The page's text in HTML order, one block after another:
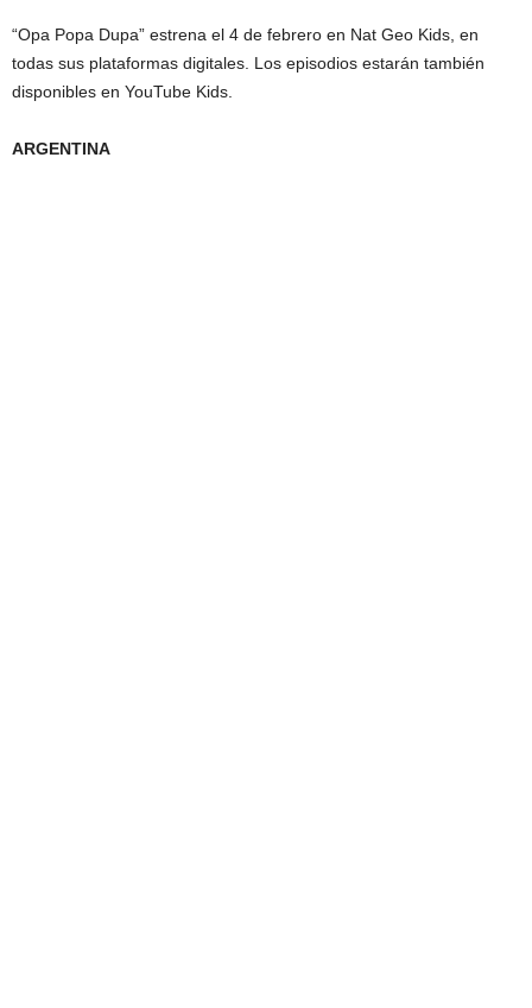
“Opa Popa Dupa” estrena el 4 de febrero en Nat Geo Kids, en
todas sus plataformas digitales. Los episodios estarán también
disponibles en YouTube Kids.
ARGENTINA